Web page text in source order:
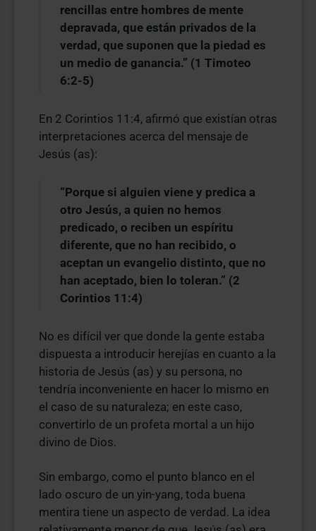
rencillas entre hombres de mente
depravada, que están privados de la
verdad, que suponen que la piedad es
un medio de ganancia.” (1 Timoteo
6:2-5)
En 2 Corintios 11:4, afirmó que existían otras
interpretaciones acerca del mensaje de
Jesús (as):
“Porque si alguien viene y predica a
otro Jesús, a quien no hemos
predicado, o reciben un espíritu
diferente, que no han recibido, o
aceptan un evangelio distinto, que no
han aceptado, bien lo toleran.” (2
Corintios 11:4)
No es difícil ver que donde la gente estaba
dispuesta a introducir herejías en cuanto a la
historia de Jesús (as) y su persona, no
tendría inconveniente en hacer lo mismo en
el caso de su naturaleza; en este caso,
convertirlo de un profeta mortal a un hijo
divino de Dios.
Sin embargo, como el punto blanco en el
lado oscuro de un yin-yang, toda buena
mentira tiene un aspecto de verdad. La idea